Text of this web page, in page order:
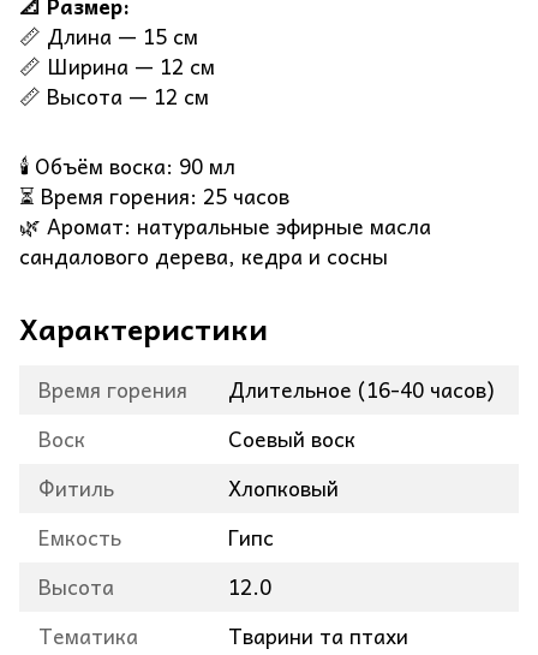
📏 Длина — 15 см
📏 Ширина — 12 см
📏 Высота — 12 см
🕯️ Объём воска: 90 мл
⏳ Время горения: 25 часов
🌿 Аромат: натуральные эфирные масла
сандалового дерева, кедра и сосны
Характеристики
Время горения
Длительное (16-40 часов)
Воск
Соевый воск
Фитиль
Хлопковый
Емкость
Гипс
Высота
12.0
Тематика
Тварини та птахи